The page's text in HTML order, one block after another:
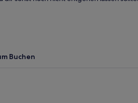
Buchen